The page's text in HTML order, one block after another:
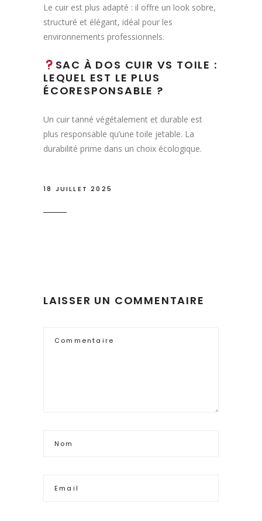
Le cuir est plus adapté : il offre un look sobre,
structuré et élégant, idéal pour les
environnements professionnels.
SAC À DOS CUIR VS TOILE :
LEQUEL EST LE PLUS
ÉCORESPONSABLE ?
Un cuir tanné végétalement et durable est
plus responsable qu’une toile jetable. La
durabilité prime dans un choix écologique.
18 JUILLET 2025
LAISSER UN COMMENTAIRE